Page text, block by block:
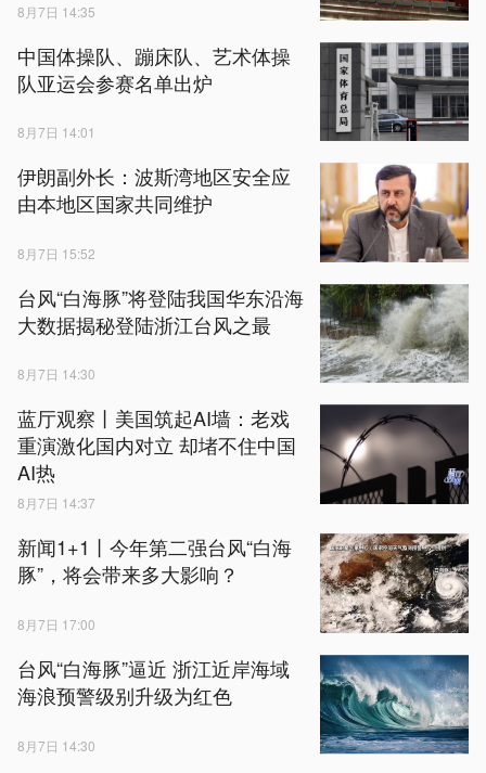
8月7日 14:35
中国体操队、蹦床队、艺术体操
队亚运会参赛名单出炉
8月7日 14:01
伊朗副外长：波斯湾地区安全应
由本地区国家共同维护
8月7日 15:52
台风“白海豚”将登陆我国华东沿海
大数据揭秘登陆浙江台风之最
8月7日 14:30
蓝厅观察丨美国筑起AI墙：老戏
重演激化国内对立 却堵不住中国
AI热
8月7日 14:37
新闻1+1丨今年第二强台风“白海
豚”，将会带来多大影响？
8月7日 17:00
台风“白海豚”逼近 浙江近岸海域
海浪预警级别升级为红色
8月7日 14:30